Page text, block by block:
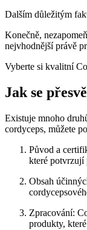
Dalším důležitým
Konečně,
nejvhodnější právě
Vyberte si kvalitní
Jak se
Existuje mnoho
cordyceps, můžete
Původ a
které potvrzují
Obsah
Zpracování:
produkty,